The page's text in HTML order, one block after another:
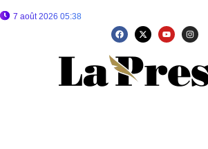
7 août 2026 05:38